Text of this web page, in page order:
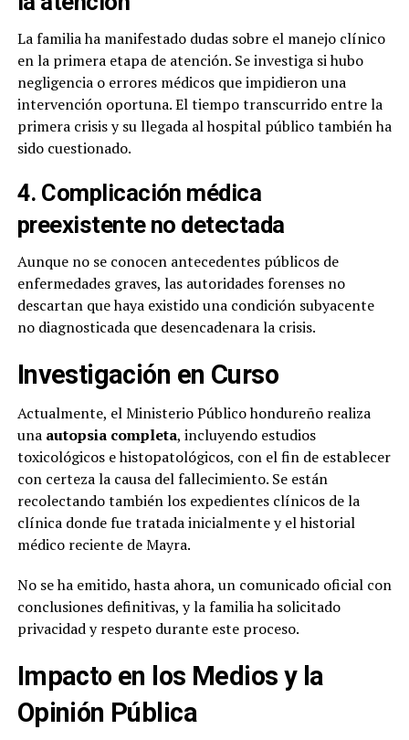
La familia ha manifestado dudas sobre el manejo clínico
en la primera etapa de atención. Se investiga si hubo
negligencia o errores médicos que impidieron una
intervención oportuna. El tiempo transcurrido entre la
primera crisis y su llegada al hospital público también ha
sido cuestionado.
4. Complicación médica
preexistente no detectada
Aunque no se conocen antecedentes públicos de
enfermedades graves, las autoridades forenses no
descartan que haya existido una condición subyacente
no diagnosticada que desencadenara la crisis.
Investigación en Curso
Actualmente, el Ministerio Público hondureño realiza
una autopsia completa, incluyendo estudios
toxicológicos e histopatológicos, con el fin de establecer
con certeza la causa del fallecimiento. Se están
recolectando también los expedientes clínicos de la
clínica donde fue tratada inicialmente y el historial
médico reciente de Mayra.
No se ha emitido, hasta ahora, un comunicado oficial con
conclusiones definitivas, y la familia ha solicitado
privacidad y respeto durante este proceso.
Impacto en los Medios y la
Opinión Pública